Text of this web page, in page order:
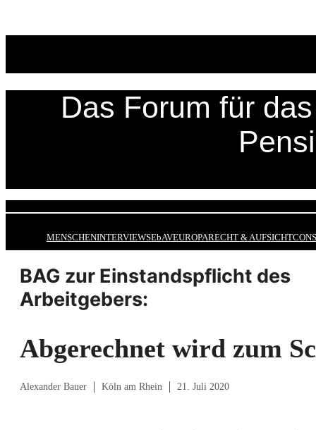
Das Forum für
MENSCHENINTERVIEWSEbAVEUROPARECHT & AUFSICHT
BAG zur Einstandspflicht des
Arbeitgebers:
Abgerechnet wird zum
Alexander Bauer Köln am Rhein 21. Juli 2020